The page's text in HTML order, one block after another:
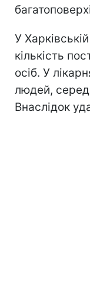
У
кількість
осіб. У
людей, серед
Внаслідок